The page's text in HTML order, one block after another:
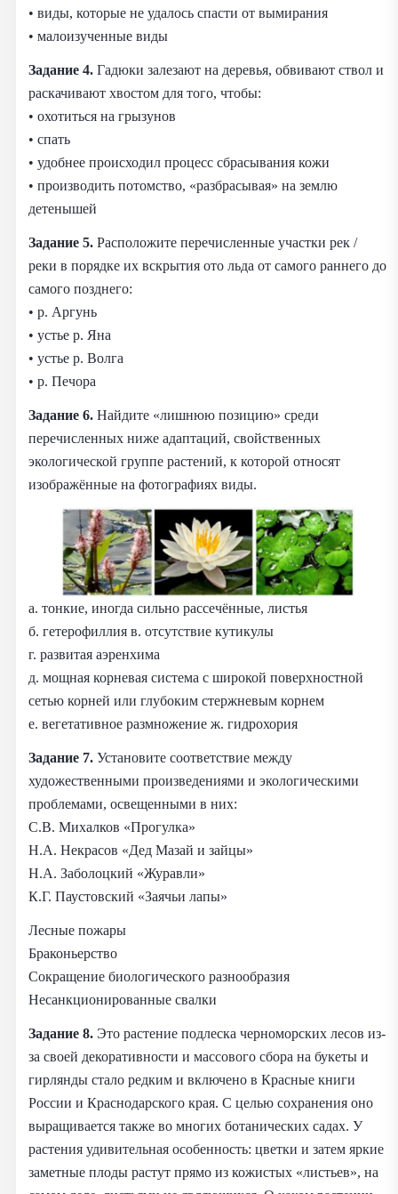
• виды, которые не удалось спасти от вымирания
• малоизученные виды
Задание 4. Гадюки залезают на деревья, обвивают ствол и
раскачивают хвостом для того, чтобы:
• охотиться на грызунов
• спать
• удобнее происходил процесс сбрасывания кожи
• производить потомство, «разбрасывая» на землю
детенышей
Задание 5. Расположите перечисленные участки рек /
реки в порядке их вскрытия ото льда от самого раннего до
самого позднего:
• р. Аргунь
• устье р. Яна
• устье р. Волга
• р. Печора
Задание 6. Найдите «лишнюю позицию» среди
перечисленных ниже адаптаций, свойственных
экологической группе растений, к которой относят
изображённые на фотографиях виды.
а. тонкие, иногда сильно рассечённые, листья
б. гетерофиллия в. отсутствие кутикулы
г. развитая аэренхима
д. мощная корневая система с широкой поверхностной
сетью корней или глубоким стержневым корнем
е. вегетативное размножение ж. гидрохория
Задание 7. Установите соответствие между
художественными произведениями и экологическими
проблемами, освещенными в них:
С.В. Михалков «Прогулка»
Н.А. Некрасов «Дед Мазай и зайцы»
Н.А. Заболоцкий «Журавли»
К.Г. Паустовский «Заячьи лапы»
Лесные пожары
Браконьерство
Сокращение биологического разнообразия
Несанкционированные свалки
Задание 8. Это растение подлеска черноморских лесов из-
за своей декоративности и массового сбора на букеты и
гирлянды стало редким и включено в Красные книги
России и Краснодарского края. С целью сохранения оно
выращивается также во многих ботанических садах. У
растения удивительная особенность: цветки и затем яркие
заметные плоды растут прямо из кожистых «листьев», на